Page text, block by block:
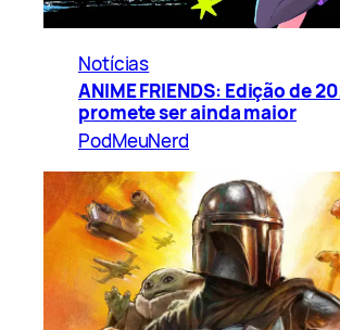
Notícias
ANIME FRIENDS: Edição de
promete ser ainda maior
PodMeuNerd